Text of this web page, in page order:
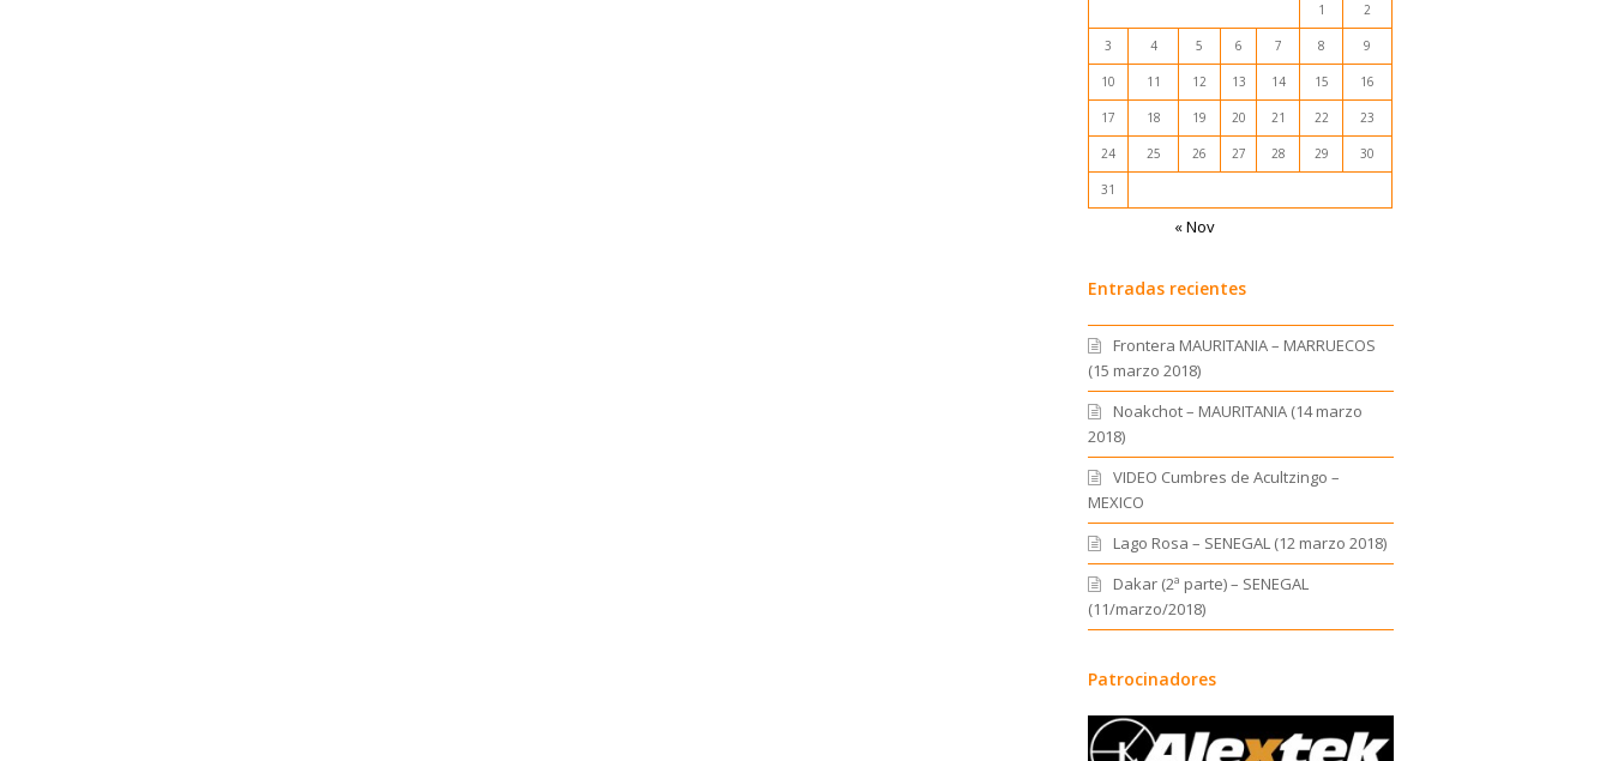
1
2
3 4 5 6 7 8 9
10 11 12 13 14 15 16
17 18 19 20 21 22 23
24 25 26 27 28 29 30
31
« Nov
Entradas recientes
Frontera MAURITANIA – MARRUECOS
(15 marzo 2018)
Noakchot – MAURITANIA (14 marzo
2018)
VIDEO Cumbres de Acultzingo –
MEXICO
Lago Rosa – SENEGAL (12 marzo 2018)
Dakar (2ª parte) – SENEGAL
(11/marzo/2018)
Patrocinadores